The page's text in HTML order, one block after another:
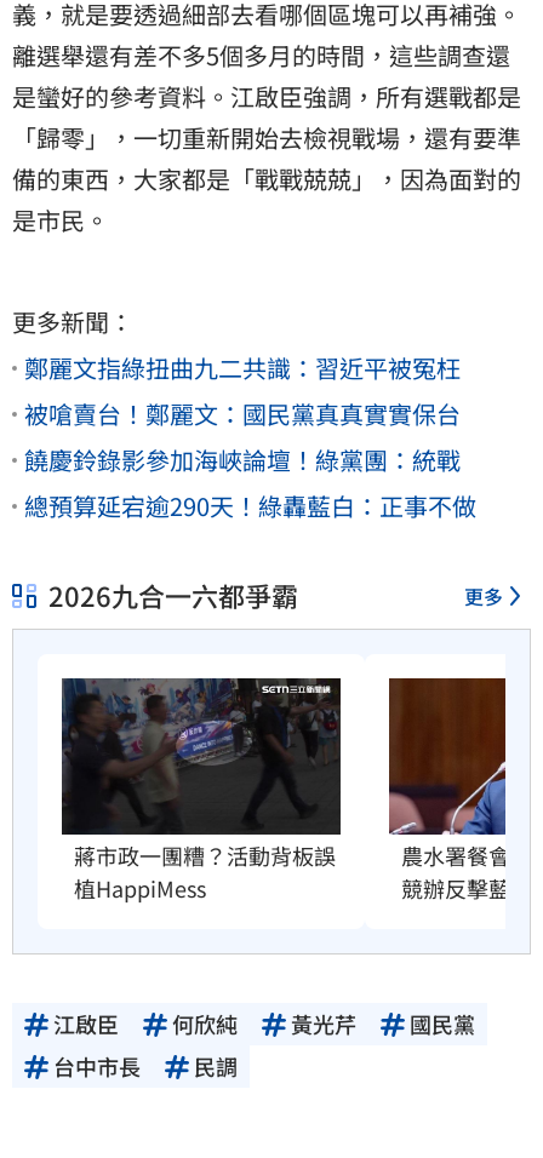
義，就是要透過細部去看哪個區塊可以再補強。
離選舉還有差不多5個多月的時間，這些調查還
是蠻好的參考資料。江啟臣強調，所有選戰都是
「歸零」，一切重新開始去檢視戰場，還有要準
備的東西，大家都是「戰戰兢兢」，因為面對的
是市民。
更多新聞：
鄭麗文指綠扭曲九二共識：習近平被冤枉
被嗆賣台！鄭麗文：國民黨真真實實保台
饒慶鈴錄影參加海峽論壇！綠黨團：統戰
總預算延宕逾290天！綠轟藍白：正事不做
2026九合一六都爭霸 更多
蔣市政一團糟？活動背板誤
植HappiMess
農水署餐會喊
競辦反擊藍委
江啟臣 何欣純 黃光芹
國民黨
台中市長
民調